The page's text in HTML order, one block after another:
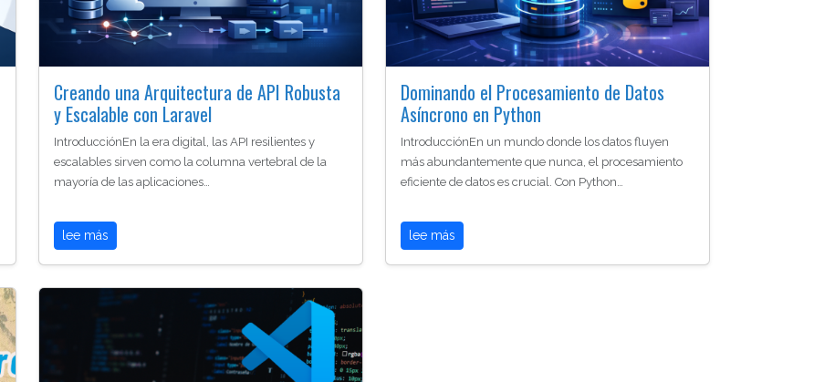
Creando una Arquitectura de API Robusta
y Escalable con Laravel
IntroducciónEn la era digital, las API resilientes y
escalables sirven como la columna vertebral de la
mayoría de las aplicaciones…
lee más
Dominando el Procesamiento de Datos
Asíncrono en Python
IntroducciónEn un mundo donde los datos fluyen
más abundantemente que nunca, el procesamiento
eficiente de datos es crucial. Con Python…
lee más